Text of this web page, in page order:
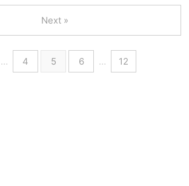
… 4 5 6 … 12
Next »